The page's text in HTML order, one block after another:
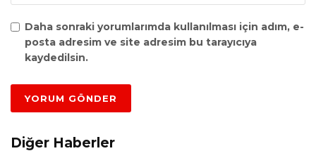
Daha sonraki yorumlarımda kullanılması için adım, e-
posta adresim ve site adresim bu tarayıcıya
kaydedilsin.
Diğer Haberler